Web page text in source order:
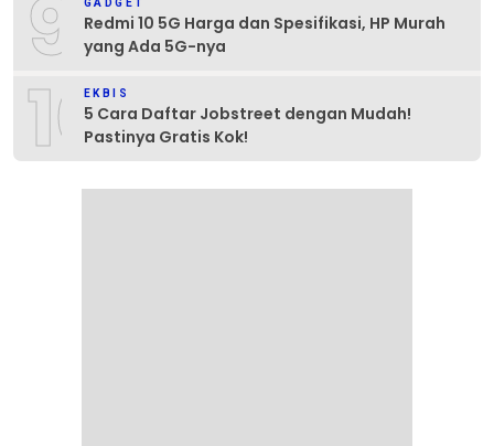
9 GADGET
Redmi 10 5G Harga dan Spesifikasi, HP Murah
yang Ada 5G-nya
10EKBIS
5 Cara Daftar Jobstreet dengan Mudah!
Pastinya Gratis Kok!